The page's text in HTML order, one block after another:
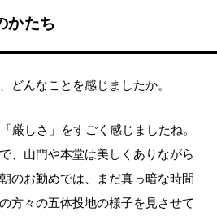
かたち
んなことを感じましたか。
厳しさ」をすごく感じましたね。
、山門や本堂は美しくありながら
のお勤めでは、まだ真っ暗な時間
方々の五体投地の様子を見させて